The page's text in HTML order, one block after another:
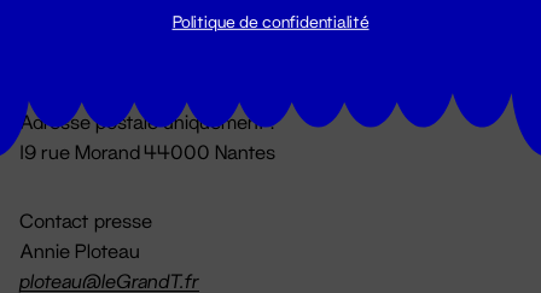
Du lundi au vendredi 14h → 18h
Adresse postale uniquement :
19 rue Morand 44000 Nantes
Contact presse
Annie Ploteau
ploteau@leGrandT.fr
Politique de confidentialité